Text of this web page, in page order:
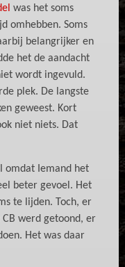
was het soms
omhebben. Soms
belangrijker en
het de aandacht
wordt ingevuld.
plek. De langste
geweest. Kort
niet niets. Dat
omdat Iemand het
beter gevoel. Het
te lijden. Toch, er
werd getoond, er
Het was daar